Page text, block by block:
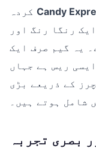
Candy
رنگا رنگ اور
یہ گیم صرف ایک
ریس ہے جہاں
کے ذریعے بڑی
شامل ہوتے ہیں۔
بصری تجربہ